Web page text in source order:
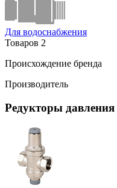
Для водоснабжения
Товаров 2
Происхождение бренда
Производитель
Редукторы давления